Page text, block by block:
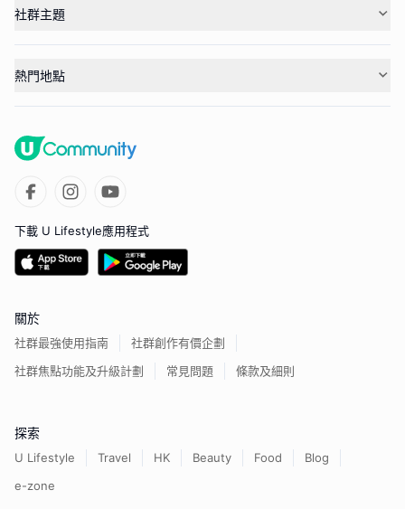
社群主題
熱門地點
下載 U Lifestyle應用程式
關於
社群最強使用指南
社群創作有價企劃
社群焦點功能及升級計劃
常見問題 條款及細則
探索
U Lifestyle Travel HK Beauty Food
Blog
e-zone